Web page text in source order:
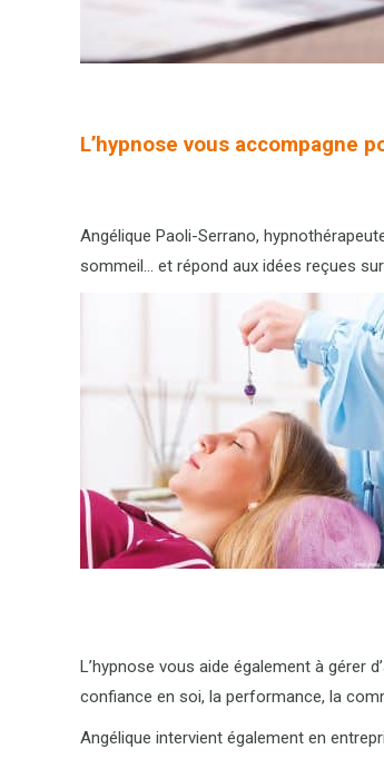
L’hypnose vous accompagne
Angélique Paoli-Serrano,
sommeil… et répond aux idées reçues sur
L’hypnose vous aide également à gérer
confiance en soi, la performance, la
Angélique intervient également en